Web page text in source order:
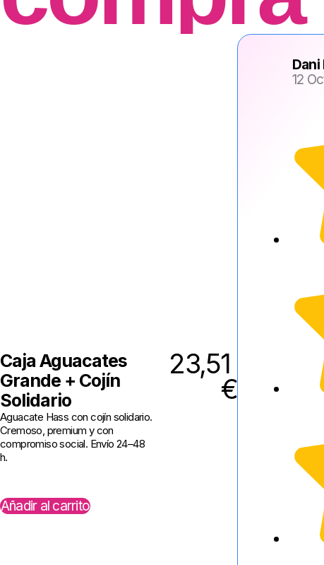
Caja Aguacates
Grande + Cojín
Solidario
Aguacate Hass con cojín solidario.
Cremoso, premium y con
compromiso social. Envío 24–48
h.
23,51
€
Añadir al carrito
Dani
12